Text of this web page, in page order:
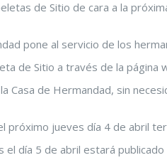
de Sitio de cara a la
pone al servicio de los
de Sitio a través de la página
Casa de Hermandad, sin
próximo jueves día 4 de abril
el día 5 de abril estará